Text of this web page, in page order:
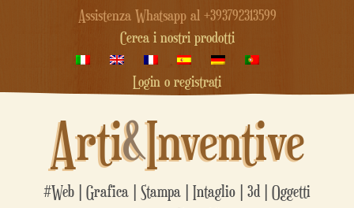
Assistenza Whatsapp al +393792313599
Cerca i nostri prodotti
Login o registrati
Arti&Inventive
#Web | Grafica | Stampa | Intaglio | 3d | Oggetti